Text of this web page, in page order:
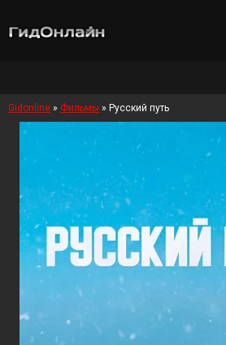
Gidonline » Фильмы » Русский путь